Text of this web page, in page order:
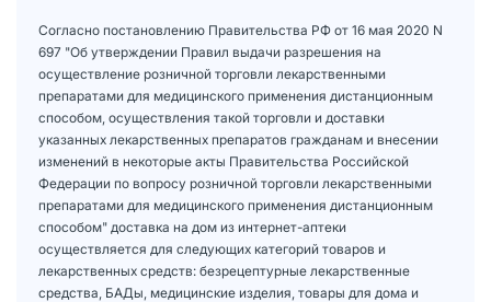
Согласно постановлению Правительства РФ от 16 мая 2020 N
697 "Об утверждении Правил выдачи разрешения на
осуществление розничной торговли лекарственными
препаратами для медицинского применения дистанционным
способом, осуществления такой торговли и доставки
указанных лекарственных препаратов гражданам и внесении
изменений в некоторые акты Правительства Российской
Федерации по вопросу розничной торговли лекарственными
препаратами для медицинского применения дистанционным
способом" доставка на дом из интернет-аптеки
осуществляется для следующих категорий товаров и
лекарственных средств: безрецептурные лекарственные
средства, БАДы, медицинские изделия, товары для дома и